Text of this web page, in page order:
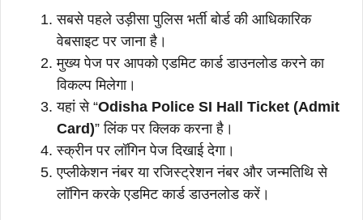
सबसे पहले उड़ीसा पुलिस भर्ती बोर्ड की आधिकारिक
वेबसाइट पर जाना है।
मुख्य पेज पर आपको एडमिट कार्ड डाउनलोड करने का
विकल्प मिलेगा।
यहां से “Odisha Police SI Hall Ticket (Admit
Card)” लिंक पर क्लिक करना है।
स्क्रीन पर लॉगिन पेज दिखाई देगा।
एप्लीकेशन नंबर या रजिस्ट्रेशन नंबर और जन्मतिथि से
लॉगिन करके एडमिट कार्ड डाउनलोड करें।